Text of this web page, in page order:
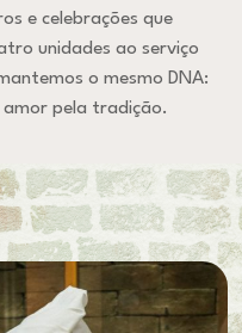
e celebrações que
unidades ao serviço
o mesmo DNA:
pela tradição.